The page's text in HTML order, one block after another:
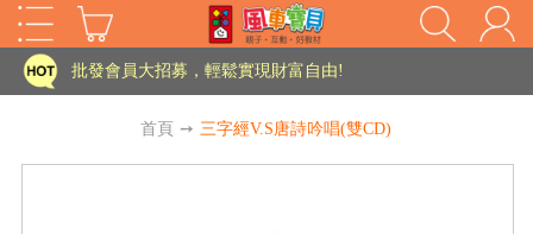
家長樂了!「風車書版集團暨FOOD超人企業總部」目前正興建中!
批發會員大招募，輕鬆實現財富自由!
老師您好!!幼教會員火熱招募中~
首頁 ➙ 三字經V.S唐詩吟唱(雙CD)